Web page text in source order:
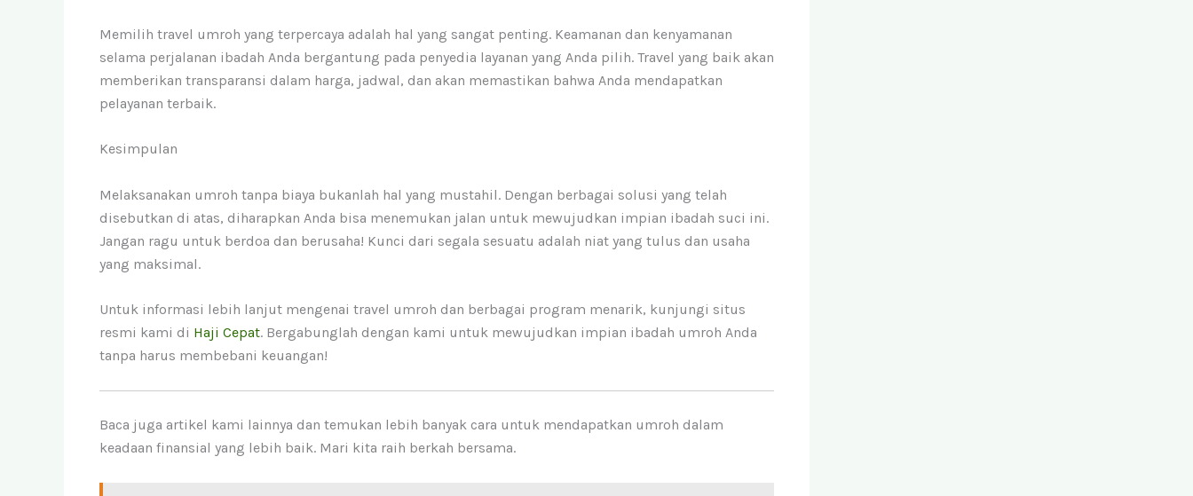
Memilih travel umroh yang terpercaya adalah hal yang sangat penting. Keamanan dan kenyamanan
selama perjalanan ibadah Anda bergantung pada penyedia layanan yang Anda pilih. Travel yang baik akan
memberikan transparansi dalam harga, jadwal, dan akan memastikan bahwa Anda mendapatkan
pelayanan terbaik.
Kesimpulan
Melaksanakan umroh tanpa biaya bukanlah hal yang mustahil. Dengan berbagai solusi yang telah
disebutkan di atas, diharapkan Anda bisa menemukan jalan untuk mewujudkan impian ibadah suci ini.
Jangan ragu untuk berdoa dan berusaha! Kunci dari segala sesuatu adalah niat yang tulus dan usaha
yang maksimal.
Untuk informasi lebih lanjut mengenai travel umroh dan berbagai program menarik, kunjungi situs
resmi kami di Haji Cepat. Bergabunglah dengan kami untuk mewujudkan impian ibadah umroh Anda
tanpa harus membebani keuangan!
Baca juga artikel kami lainnya dan temukan lebih banyak cara untuk mendapatkan umroh dalam
keadaan finansial yang lebih baik. Mari kita raih berkah bersama.